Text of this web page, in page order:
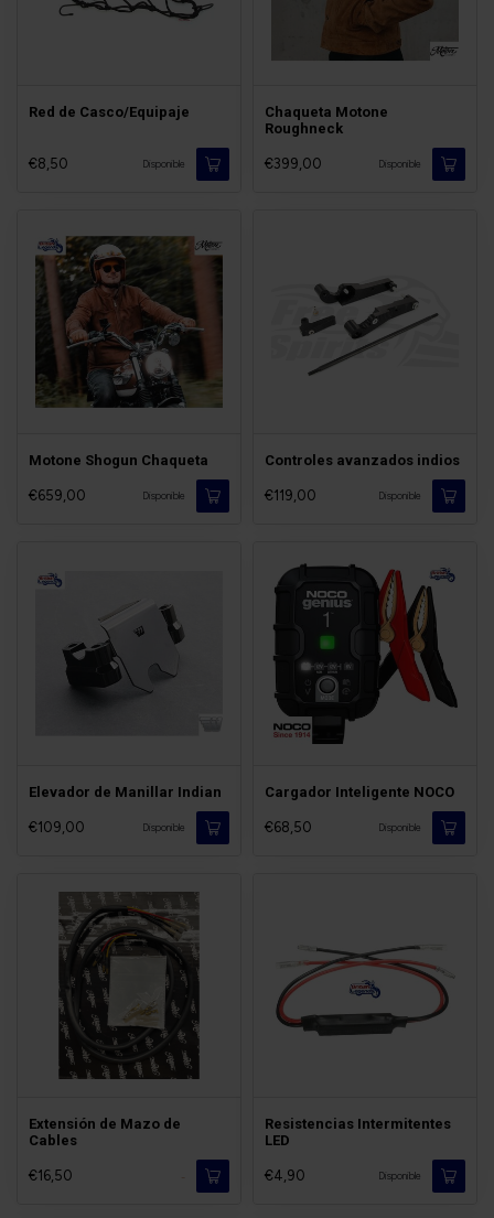
Red de Casco/Equipaje
€8,50 Disponible
Chaqueta Motone
Roughneck
€399,00 Disponible
Motone Shogun Chaqueta
€659,00 Disponible
Controles avanzados indios
€119,00 Disponible
Elevador de Manillar Indian
€109,00 Disponible
Cargador Inteligente NOCO
€68,50 Disponible
Extensión de Mazo de
Cables
€16,50 -
Resistencias Intermitentes
LED
€4,90 Disponible